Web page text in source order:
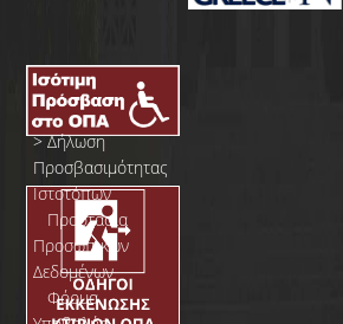
>Δήλωση
Προσβασιμότητας
Ιστοτόπων
Προστασία
Προσωπικών
Δεδομένων
Φόρμα